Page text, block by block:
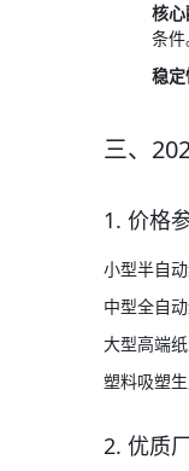
核
条
稳
三、
1. 价格
小型半自
中型全自
大型高端
塑料吸塑
2. 优质